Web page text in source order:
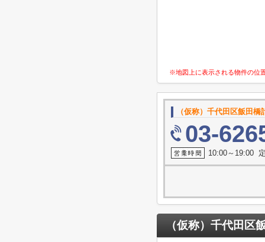
※地図上に表示される物件の位
（仮称）千代田区飯田橋
03-
10:00～19:00
（仮称）千代田区